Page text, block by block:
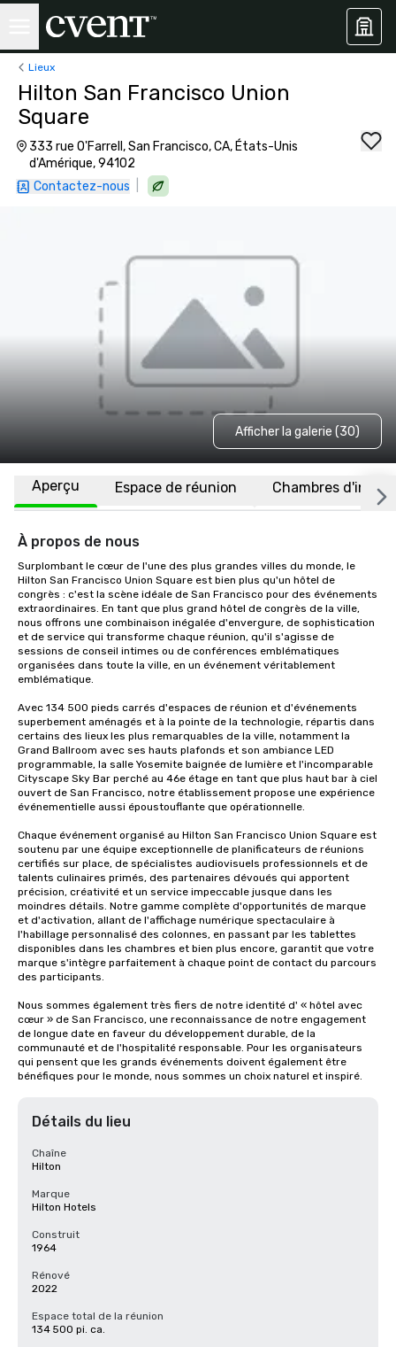
Lieux
Hilton San Francisco Union
Square
333 rue O'Farrell, San Francisco, CA, États-Unis
d'Amérique, 94102
Contactez-nous
Afficher la galerie (30)
Aperçu Espace de réunion Chambres
À propos de nous
Surplombant le cœur de l'une des plus grandes villes du monde, le
Hilton San Francisco Union Square est bien plus qu'un hôtel de
congrès : c'est la scène idéale de San Francisco pour des événements
extraordinaires. En tant que plus grand hôtel de congrès de la ville,
nous offrons une combinaison inégalée d'envergure, de sophistication
et de service qui transforme chaque réunion, qu'il s'agisse de
sessions de conseil intimes ou de conférences emblématiques
organisées dans toute la ville, en un événement véritablement
emblématique.
Avec 134 500 pieds carrés d'espaces de réunion et d'événements
superbement aménagés et à la pointe de la technologie, répartis dans
certains des lieux les plus remarquables de la ville, notamment la
Grand Ballroom avec ses hauts plafonds et son ambiance LED
programmable, la salle Yosemite baignée de lumière et l'incomparable
Cityscape Sky Bar perché au 46e étage en tant que plus haut bar à ciel
ouvert de San Francisco, notre établissement propose une expérience
événementielle aussi époustouflante que opérationnelle.
Chaque événement organisé au Hilton San Francisco Union Square est
soutenu par une équipe exceptionnelle de planificateurs de réunions
certifiés sur place, de spécialistes audiovisuels professionnels et de
talents culinaires primés, des partenaires dévoués qui apportent
précision, créativité et un service impeccable jusque dans les
moindres détails. Notre gamme complète d'opportunités de marque
et d'activation, allant de l'affichage numérique spectaculaire à
l'habillage personnalisé des colonnes, en passant par les tablettes
disponibles dans les chambres et bien plus encore, garantit que votre
marque s'intègre parfaitement à chaque point de contact du parcours
des participants.
Nous sommes également très fiers de notre identité d' « hôtel avec
cœur » de San Francisco, une reconnaissance de notre engagement
de longue date en faveur du développement durable, de la
communauté et de l'hospitalité responsable. Pour les organisateurs
qui pensent que les grands événements doivent également être
bénéfiques pour le monde, nous sommes un choix naturel et inspiré.
Détails du lieu
Chaîne
Hilton
Marque
Hilton Hotels
Construit
1964
Rénové
2022
Espace total de la réunion
134 500 pi. ca.